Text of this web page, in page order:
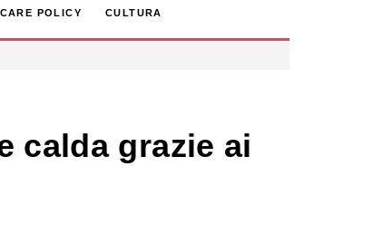
POLICY CULTURA
calda grazie ai